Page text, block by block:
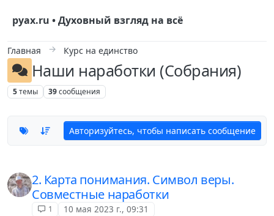
руах.ru • Духовный взгляд на всё
Главная Курс на единство
Наши наработки (Собрания)
5темы 39сообщения
Авторизуйтесь, чтобы написать сообщение
2. Карта понимания. Символ веры.
Совместные наработки
1 10 мая 2023 г., 09:31